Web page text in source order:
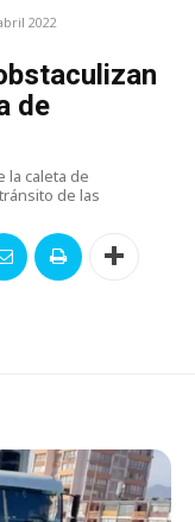
2022
de
la caleta de
de las